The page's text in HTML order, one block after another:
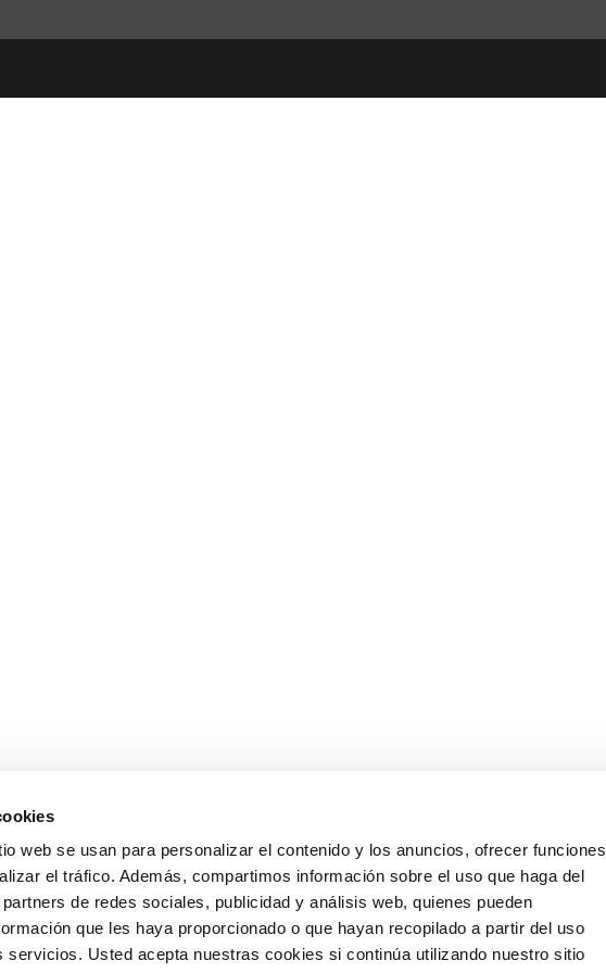
web se usan para personalizar el contenido y los anuncios, ofrecer funciones
el tráfico. Además, compartimos información sobre el uso que haga del
de redes sociales, publicidad y análisis web, quienes pueden
que les haya proporcionado o que hayan recopilado a partir del uso
servicios. Usted acepta nuestras cookies si continúa utilizando nuestro sitio